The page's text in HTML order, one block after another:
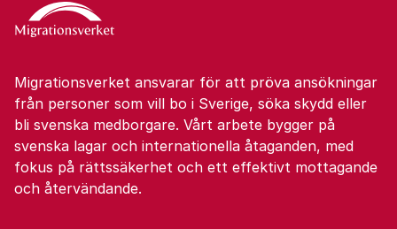
Migrationsverket ansvarar för att pröva ansökningar
från personer som vill bo i Sverige, söka skydd eller
bli svenska medborgare. Vårt arbete bygger på
svenska lagar och internationella åtaganden, med
fokus på rättssäkerhet och ett effektivt mottagande
och återvändande.